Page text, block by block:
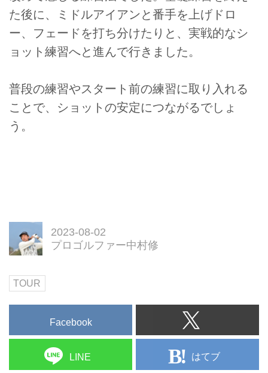
た後に、ミドルアイアンと番手を上げドロ
ー、フェードを打ち分けたりと、実戦的なシ
ョット練習へと進んで行きました。
普段の練習やスタート前の練習に取り入れる
ことで、ショットの安定につながるでしょ
う。
2023-08-02
プロゴルファー中村修
TOUR
Facebook
LINE はてブ